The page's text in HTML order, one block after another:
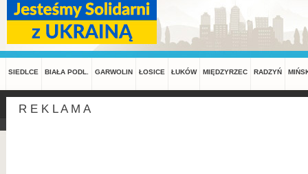
SIEDLCE BIAŁA PODL. GARWOLIN ŁOSICE ŁUKÓW MIĘDZYRZEC RADZYŃ
R E K L A M A